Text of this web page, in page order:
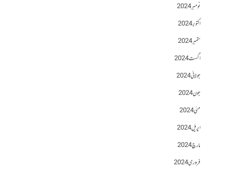
نومبر 2024
اکتوبر 2024
ستمبر 2024
اگست 2024
جولائی 2024
جون 2024
مئی 2024
اپریل 2024
مارچ 2024
فروری 2024